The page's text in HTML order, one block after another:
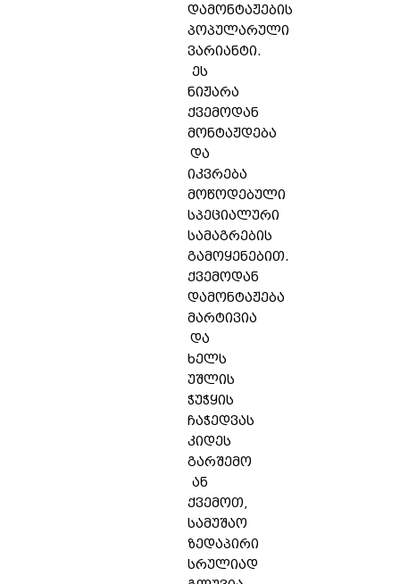
დამონტაჟების
პოპულარული
ვარიანტი.
ეს
ნიჟარა
ქვემოდან
მონტაჟდება
და
იკვრება
მოწოდებული
სპეციალური
სამაგრების
გამოყენებით.
ქვემოდან
დამონტაჟება
მარტივია
და
ხელს
უშლის
ჭუჭყის
ჩაჭედვას
კიდეს
გარშემო
ან
ქვემოთ,
სამუშაო
ზედაპირი
სრულიად